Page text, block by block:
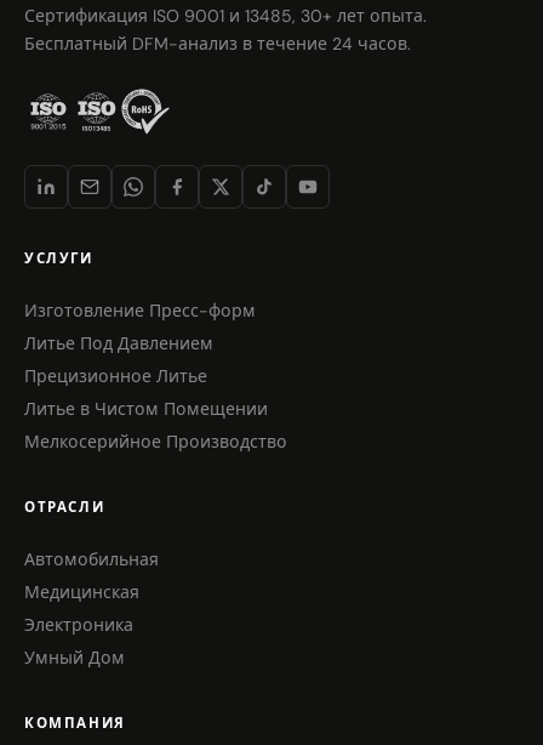
Сертификация ISO 9001 и 13485, 30+ лет опыта.
Бесплатный DFM-анализ в течение 24 часов.
УСЛУГИ
Изготовление Пресс-форм
Литье Под Давлением
Прецизионное Литье
Литье в Чистом Помещении
Мелкосерийное Производство
ОТРАСЛИ
Автомобильная
Медицинская
Электроника
Умный Дом
КОМПАНИЯ